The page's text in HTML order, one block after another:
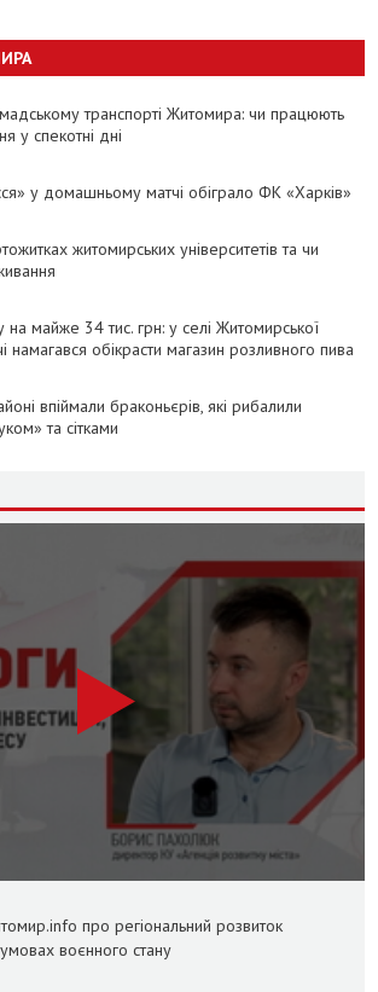
транспорті Житомира: чи працюють
у спекотні дні
у домашньому матчі обіграло ФК «Харків»
житомирських університетів та чи
на майже 34 тис. грн: у селі Житомирської
намагався обікрасти магазин розливного пива
впіймали браконьєрів, які рибалили
та сітками
про регіональний розвиток
воєнного стану